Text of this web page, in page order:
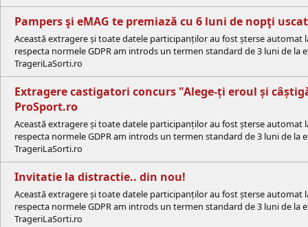
Pampers şi eMAG te premiază cu 6 luni de nopţi
Această extragere și toate datele participanților au fost șterse
respecta normele GDPR am introds un termen standard de 3 luni de
TrageriLaSorti.ro
Extragere castigatori concurs "Alege-ți eroul și
ProSport.ro
Această extragere și toate datele participanților au fost șterse
respecta normele GDPR am introds un termen standard de 3 luni de
TrageriLaSorti.ro
Invitatie la distractie.. din nou!
Această extragere și toate datele participanților au fost șterse
respecta normele GDPR am introds un termen standard de 3 luni de
TrageriLaSorti.ro